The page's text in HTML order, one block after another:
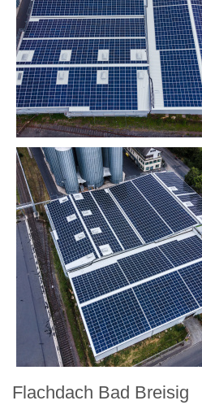
Flachdach Bad Breisig